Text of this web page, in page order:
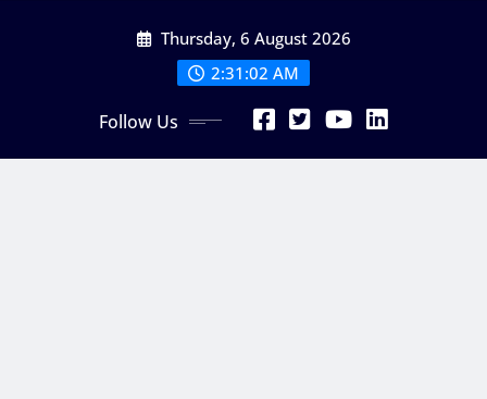
Thursday, 6 August 2026
2:31:03 AM
Follow Us